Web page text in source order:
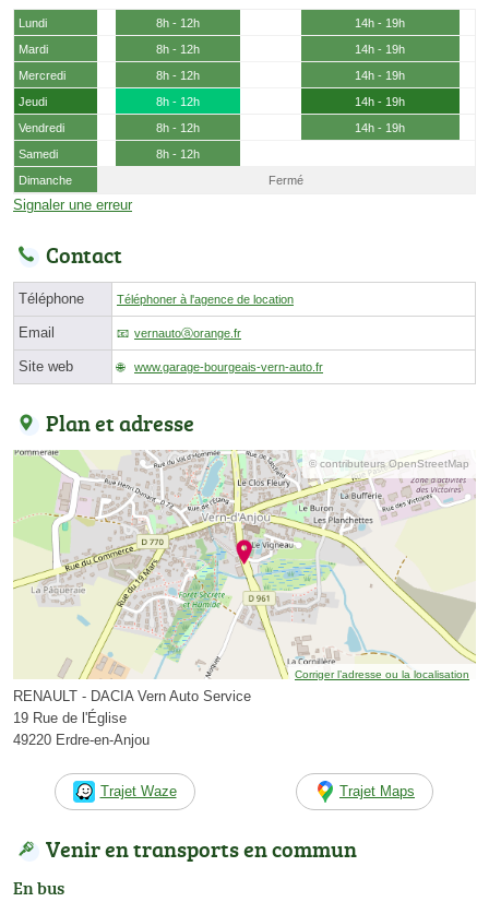
Lundi 8h - 12h
14h - 19h
Mardi
8h - 12h
14h - 19h
Mercredi
8h - 12h
14h - 19h
Jeudi
8h - 12h
14h - 19h
Vendredi
8h - 12h
14h - 19h
Samedi
8h - 12h
Dimanche
Fermé
Signaler une erreur
Contact
Téléphone Téléphoner à l'agence de location
Email vernautoⓐorange.fr
Site web www.garage-bourgeais-vern-auto.fr
Plan et adresse
© contributeurs OpenStreetMap
Corriger l’adresse ou la localisation
RENAULT - DACIA Vern Auto Service
19 Rue de l'Église
49220 Erdre-en-Anjou
Trajet Waze Trajet Maps
Venir en transports en commun
En bus